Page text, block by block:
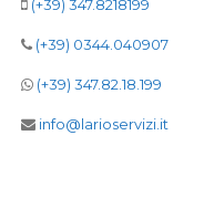
(+39) 347.8218199
(+39) 0344.040907
(+39) 347.82.18.199
info@larioservizi.it